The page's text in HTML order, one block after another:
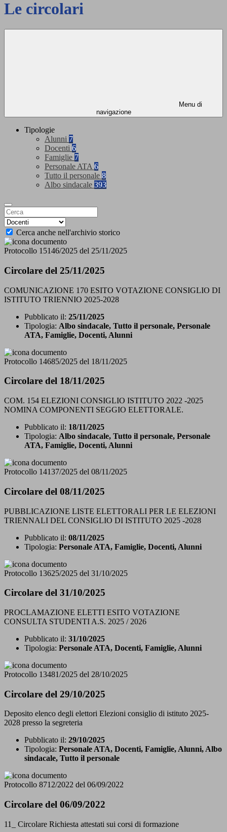
Le circolari
Menu di
navigazione
Tipologie
Alunni 7
Docenti 6
Famiglie 7
Personale ATA 6
Tutto il personale 8
Albo sindacale 393
Cerca anche nell'archivio storico
Protocollo 15146/2025 del 25/11/2025
Circolare del 25/11/2025
COMUNICAZIONE 170 ESITO VOTAZIONE CONSIGLIO DI
ISTITUTO TRIENNIO 2025-2028
Pubblicato il: 25/11/2025
Tipologia: Albo sindacale, Tutto il personale, Personale
ATA, Famiglie, Docenti, Alunni
Protocollo 14685/2025 del 18/11/2025
Circolare del 18/11/2025
COM. 154 ELEZIONI CONSIGLIO ISTITUTO 2022 -2025
NOMINA COMPONENTI SEGGIO ELETTORALE.
Pubblicato il: 18/11/2025
Tipologia: Albo sindacale, Tutto il personale, Personale
ATA, Famiglie, Docenti, Alunni
Protocollo 14137/2025 del 08/11/2025
Circolare del 08/11/2025
PUBBLICAZIONE LISTE ELETTORALI PER LE ELEZIONI
TRIENNALI DEL CONSIGLIO DI ISTITUTO 2025 -2028
Pubblicato il: 08/11/2025
Tipologia: Personale ATA, Famiglie, Docenti, Alunni
Protocollo 13625/2025 del 31/10/2025
Circolare del 31/10/2025
PROCLAMAZIONE ELETTI ESITO VOTAZIONE
CONSULTA STUDENTI A.S. 2025 / 2026
Pubblicato il: 31/10/2025
Tipologia: Personale ATA, Docenti, Famiglie, Alunni
Protocollo 13481/2025 del 28/10/2025
Circolare del 29/10/2025
Deposito elenco degli elettori Elezioni consiglio di istituto 2025-
2028 presso la segreteria
Pubblicato il: 29/10/2025
Tipologia: Personale ATA, Docenti, Famiglie, Alunni, Albo
sindacale, Tutto il personale
Protocollo 8712/2022 del 06/09/2022
Circolare del 06/09/2022
11_ Circolare Richiesta attestati sui corsi di formazione